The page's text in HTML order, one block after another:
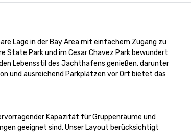
Lage in der Bay Area mit einfachem Zugang zu
State Park und im Cesar Chavez Park bewundert
Lebensstil des Jachthafens genießen, darunter
und ausreichend Parkplätzen vor Ort bietet das
Kapazität für Gruppenräume und
geeignet sind. Unser Layout berücksichtigt